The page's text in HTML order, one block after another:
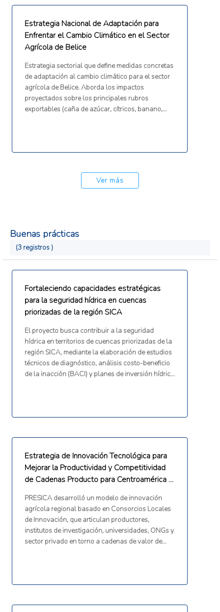
Estrategia Nacional de Adaptación para
Enfrentar el Cambio Climático en el Sector
Agrícola de Belice
Estrategia sectorial que define medidas concretas
de adaptación al cambio climático para el sector
agrícola de Belice. Aborda los impactos
proyectados sobre los principales rubros
exportables (caña de azúcar, cítricos, banano,
sequía, variabilidad de precipitaciones, aumento
enfermedades, y degradación de suelos. Incluye
también medidas transversales de seguros
Ver más
Buenas prácticas
(3 registros )
Fortaleciendo capacidades estratégicas
para la seguridad hídrica en cuencas
priorizadas de la región SICA
El proyecto busca contribuir a la seguridad
hídrica en territorios de cuencas priorizadas de la
región SICA, mediante la elaboración de estudios
técnicos de diagnóstico, análisis costo-beneficio
de la inacción (BACI) y planes de inversión hídrica
Nicaragua, Costa Rica, Panamá y República
interculturalidad y riesgo climático.
Estrategia de Innovación Tecnológica para
Mejorar la Productividad y Competitividad
de Cadenas Producto para Centroamérica y
PRESICA desarrolló un modelo de innovación
agrícola regional basado en Consorcios Locales
de Innovación, que articulan productores,
institutos de investigación, universidades, ONGs y
sector privado en torno a cadenas de valor de
tecnológica, transferencia y extensión con
de Centroamérica y República Dominicana,